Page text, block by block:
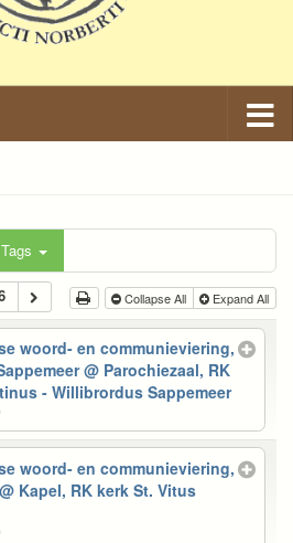
Tags
Collapse All Expand All
woord- en communieviering,
@ Parochiezaal, RK
- Willibrordus Sappemeer
woord- en communieviering,
@ Kapel, RK kerk St. Vitus